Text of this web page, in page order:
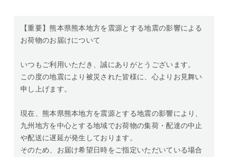
【重要】熊本県熊本地方を震源とする地震の影響による
お荷物のお届けについて
いつもご利用いただき、誠にありがとうございます。
この度の地震により被災された皆様に、心よりお見舞い
申し上げます。
現在、熊本県熊本地方を震源とする地震の影響により、
九州地方を中心とする地域でお荷物の集荷・配達の中止
や配送に遅延が発生しております。
そのため、お届け希望日時をご指定いただいている場合